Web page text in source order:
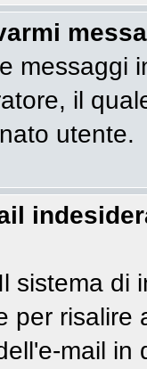
messaggi
il
utente.
sistema di
per
mail